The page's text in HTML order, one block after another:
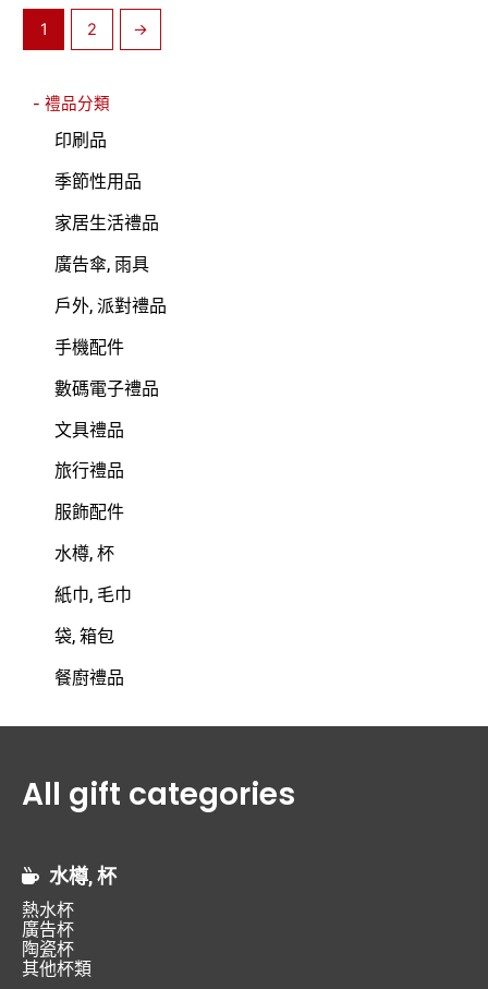
- 禮品分類
印刷品
季節性用品
家居生活禮品
廣告傘, 雨具
戶外, 派對禮品
手機配件
數碼電子禮品
文具禮品
旅行禮品
服飾配件
水樽, 杯
紙巾, 毛巾
袋, 箱包
餐廚禮品
1 2 →
All gift categories
水樽, 杯
熱水杯
廣告杯
陶瓷杯
其他杯類